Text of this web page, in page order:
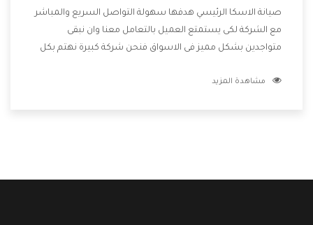
صيانة الاسكا الرئيسي هدفها سهولة التواصل السريع والمباشر
مع الشركة لكى يستمتع العميل بالتعامل معنا وان نبقى
متواجدين بشكل مميز فى الاسواق فنحن شركة كبيرة نهتم بكل
الشركة بها والتى تكون منها خدمة الصيانة التى تكون من أهم
مشاهدة المزيد